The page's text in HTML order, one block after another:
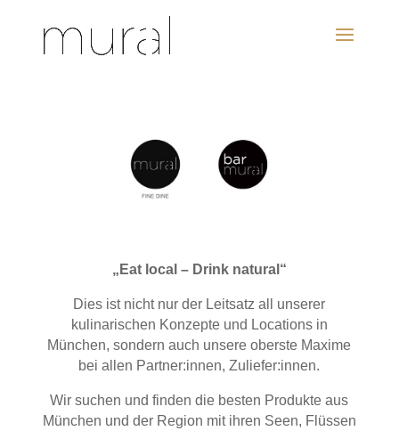
„Eat local – Drink natural “
Dies ist nicht nur der Leitsatz all unserer
kulinarischen Konzepte und Locations in
München, sondern auch unsere oberste Maxime
bei allen Partner:innen, Zuliefer:innen.
Wir suchen und finden die besten Produkte aus
München und der Region mit ihren Seen, Flüssen